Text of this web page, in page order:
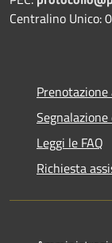
Centralino Unico:
Leggi le FAQ
Richiesta